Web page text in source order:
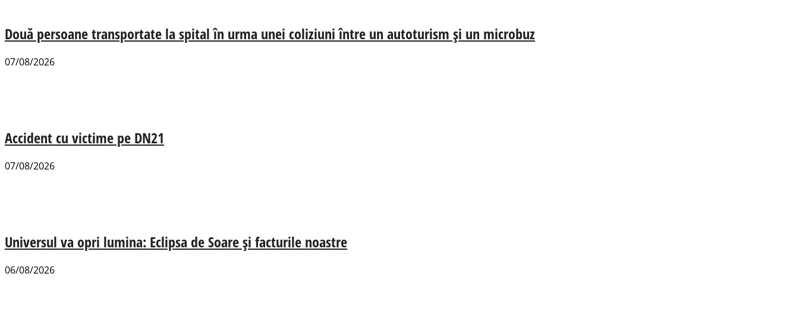
Două persoane transportate la spital în urma unei coliziuni între un autoturism și un microbuz
07/08/2026
Accident cu victime pe DN21
07/08/2026
Universul va opri lumina: Eclipsa de Soare și facturile noastre
06/08/2026